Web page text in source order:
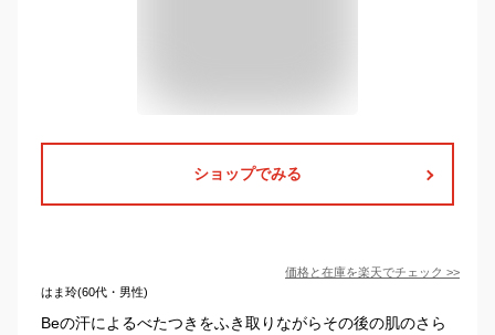
ショップでみる
価格と在庫を楽天でチェック >>
はま玲(60代・男性)
Beの汗によるべたつきをふき取りながらその後の肌のさら